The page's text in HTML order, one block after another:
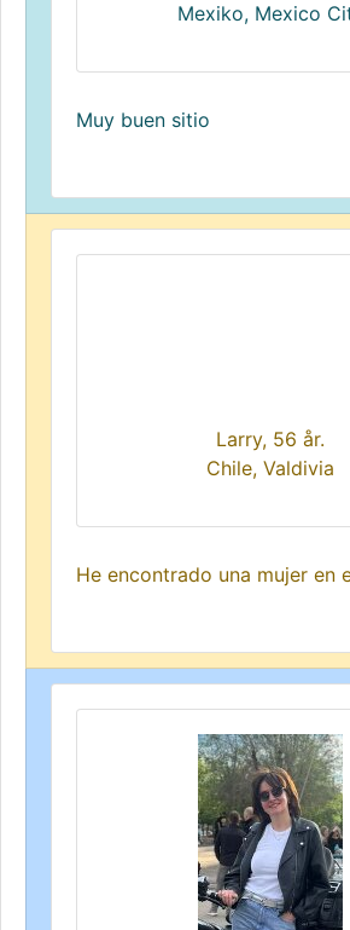
Mexiko, Mexico
Muy buen sitio
Larry, 56 år.
Chile, Valdivia
He encontrado una mujer en